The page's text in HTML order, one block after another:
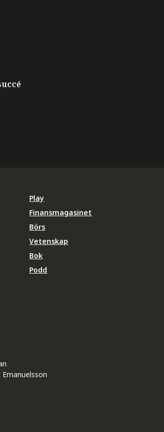
Play
Finansmagasinet
Börs
Vetenskap
Bok
Podd
Emanuelsson